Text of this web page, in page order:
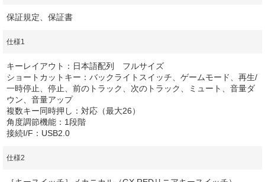
保証規定、保証書
仕様1
キーレイアウト：日本語配列 フルサイズ
ショートカットキー：バックライトスイッチ、ゲームモード、再生/
一時停止、停止、前のトラック、次のトラック、ミュート、音量ダ
ウン、音量アップ
複数キー同時押し：対応（最大26）
角度調節機能：1段階
接続I/F：USB2.0
仕様2